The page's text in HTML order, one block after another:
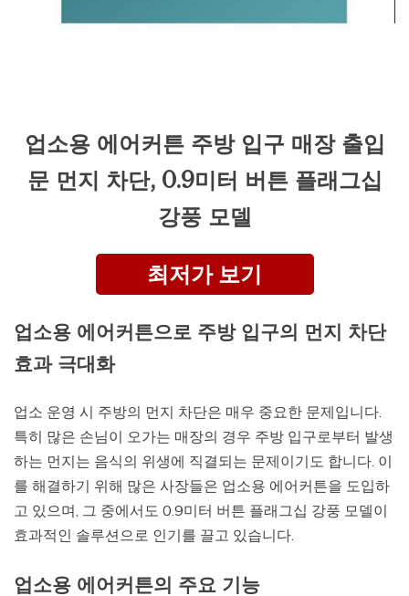
업소용 에어커튼 주방 입구 매장 출입
문 먼지 차단, 0.9미터 버튼 플래그십
강풍 모델
최저가 보기
업소용 에어커튼으로 주방 입구의 먼지 차단
효과 극대화
업소 운영 시 주방의 먼지 차단은 매우 중요한 문제입니다.
특히 많은 손님이 오가는 매장의 경우 주방 입구로부터 발생
하는 먼지는 음식의 위생에 직결되는 문제이기도 합니다. 이
를 해결하기 위해 많은 사장들은 업소용 에어커튼을 도입하
고 있으며, 그 중에서도 0.9미터 버튼 플래그십 강풍 모델이
효과적인 솔루션으로 인기를 끌고 있습니다.
업소용 에어커튼의 주요 기능